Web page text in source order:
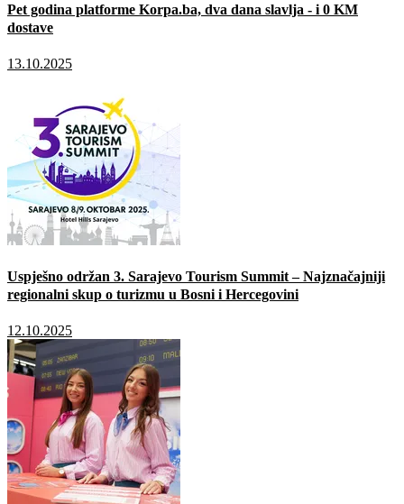
Pet godina platforme Korpa.ba, dva dana slavlja - i 0 KM
dostave
13.10.2025
Uspješno održan 3. Sarajevo Tourism Summit – Najznačajniji
regionalni skup o turizmu u Bosni i Hercegovini
12.10.2025